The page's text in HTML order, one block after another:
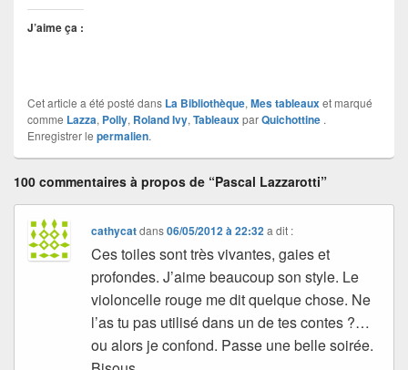
J’aime ça :
Cet article a été posté dans La Bibliothèque, Mes tableauxet marqué
comme Lazza, Polly, Roland Ivy, TableauxparQuichottine .
Enregistrer le permalien.
100 commentaires à propos de “Pascal Lazzarotti”
cathycatdans06/05/2012 à 22:32 a dit :
Ces toiles sont très vivantes, gaies et
profondes. J’aime beaucoup son style. Le
violoncelle rouge me dit quelque chose. Ne
l’as tu pas utilisé dans un de tes contes ?…
ou alors je confond. Passe une belle soirée.